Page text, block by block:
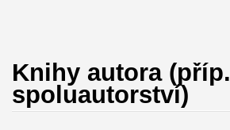
Knihy autora (příp.
spoluautorství)